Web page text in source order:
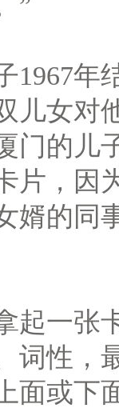
年
儿女对
门的儿
片，因
婿的同
一张卡
词性，
面或下